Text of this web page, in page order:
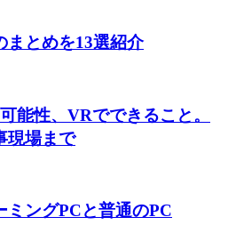
まとめを13選紹介
能性、VRでできること。
現場まで
ミングPCと普通のPC